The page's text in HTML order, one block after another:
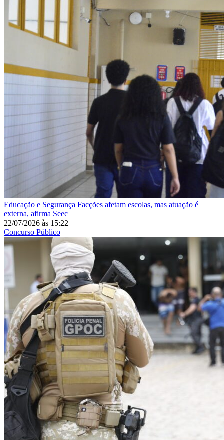
Educação e Segurança Facções afetam escolas, mas atuação é
externa, afirma Seec
22/07/2026 às 15:22
Concurso Público